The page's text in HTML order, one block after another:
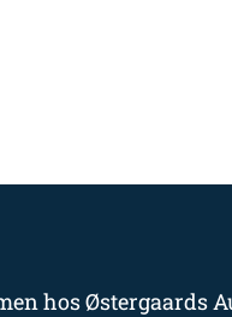
hos Østergaards